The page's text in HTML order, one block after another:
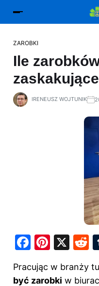
ZAROBKI
Ile
IRENEUSZ WOJTUNIK
F
c
Pi
er
X
R
d
Pracując w branży
być zarobki w